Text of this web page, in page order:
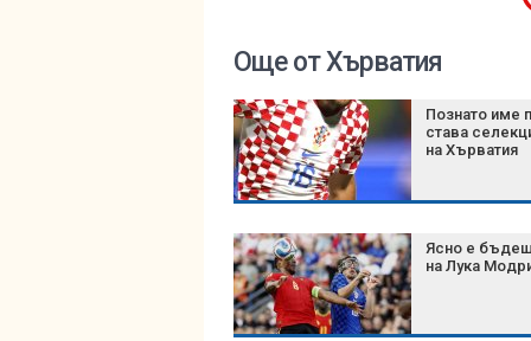
Още от Хърватия
Познато име
става
на Хърватия
Ясно е
на Лука